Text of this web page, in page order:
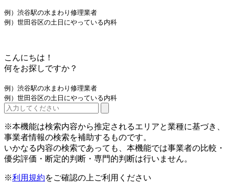
例）渋谷駅の水まわり修理業者
例）世田谷区の土日にやっている内科
こんにちは！
何をお探しですか？
例）渋谷駅の水まわり修理業者
例）世田谷区の土日にやっている内科
※本機能は検索内容から推定されるエリアと業種に基づき、
事業者情報の検索を補助するものです。
いかなる内容の検索であっても、本機能では事業者の比較・
優劣評価・断定的判断・専門的判断は行いません。
※利用規約をご確認の上ご利用ください